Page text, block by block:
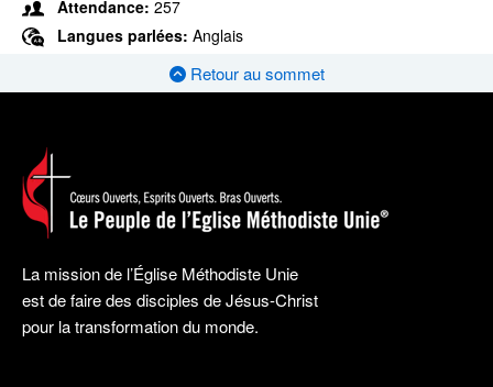
Attendance: 257
Langues parlées: Anglais
Retour au sommet
La mission de l’Église Méthodiste Unie
est de faire des disciples de Jésus-Christ
pour la transformation du monde.